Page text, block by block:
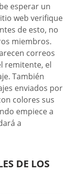
esperar un
web verifique
de esto, no
miembros.
correos
remitente, el
También
enviados por
colores sus
empiece a
a
DE LOS